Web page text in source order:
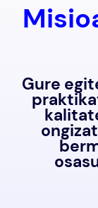
Gure